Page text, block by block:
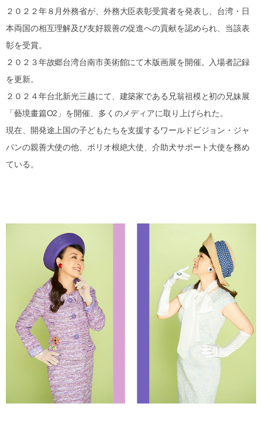
２０２２年８月外務省が、外務大臣表彰受賞者を発表し、台湾・日
本両国の相互理解及び友好親善の促進への貢献を認められ、当該表
彰を受賞。
２０２３年故郷台湾台南市美術館にて木版画展を開催。入場者記録
を更新。
２０２４年台北新光三越にて、建築家である兄翁祖模と初の兄妹展
「藝境畫篇O2」を開催、多くのメディアに取り上げられた。
現在、開発途上国の子どもたちを支援するワールドビジョン・ジャ
パンの親善大使の他、ポリオ根絶大使、介助犬サポート大使を務め
ている。